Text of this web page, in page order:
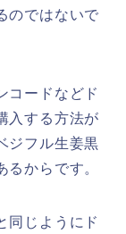
のではないで
コードなどド
入する方法が
ジフル生姜黒
からです。
同じようにド